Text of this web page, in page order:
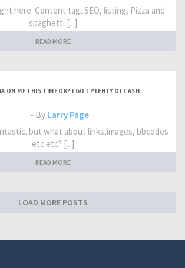
here. Content tag, SEO, listing, Pizza and
spaghetti [...]
READ MORE
ON ME THIS TIME OK? I GOT PLENTY OF CASH
- By Larry Page
but what about links,images, bbcodes
etc etc? [...]
READ MORE
LOAD MORE POSTS